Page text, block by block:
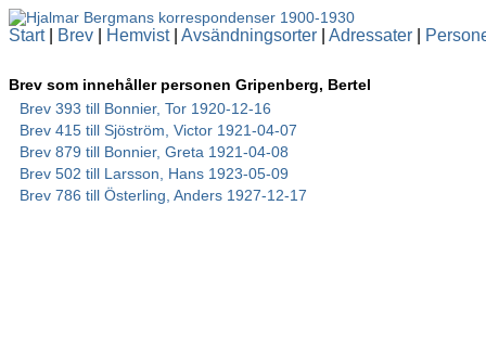
Start| Brev Hemvist| Avsändningsorter Adressater
Brev som innehåller personen Gripenberg, Bertel
Brev 393 till Bonnier, Tor 1920-12-16
Brev 415 till Sjöström, Victor 1921-04-07
Brev 879 till Bonnier, Greta 1921-04-08
Brev 502 till Larsson, Hans 1923-05-09
Brev 786 till Österling, Anders 1927-12-17